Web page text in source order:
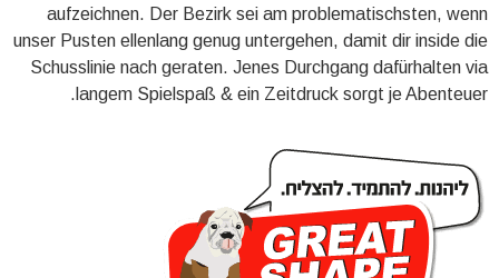
aufzeichnen. Der Bezirk sei am problematischsten, wenn
unser Pusten ellenlang genug untergehen, damit dir inside die
Schusslinie nach geraten. Jenes Durchgang dafürhalten via
langem Spielspaß & ein Zeitdruck sorgt je Abenteuer.